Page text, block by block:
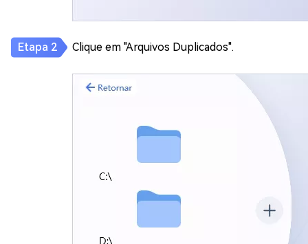
Clique em "Arquivos Duplicados".